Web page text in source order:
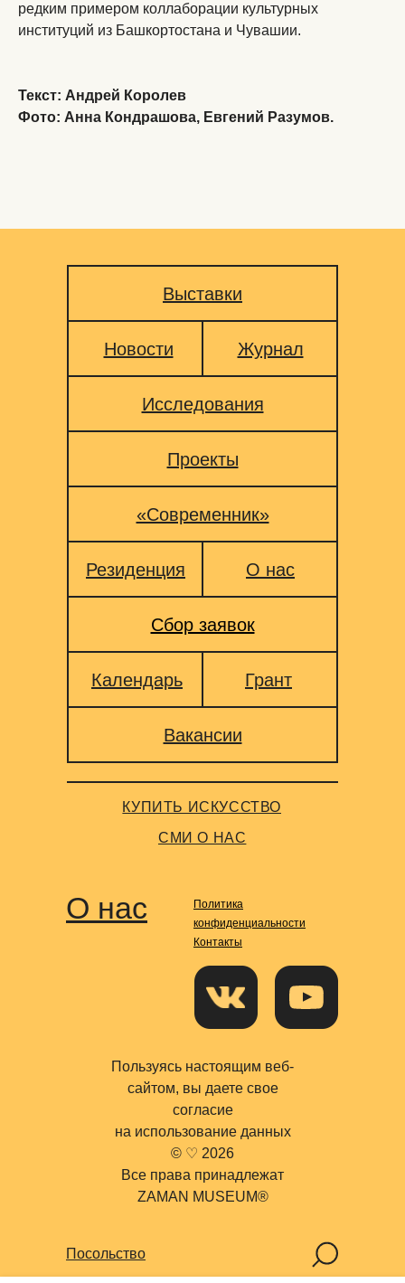
редким примером коллаборации культурных
институций из Башкортостана и Чувашии.
Текст: Андрей Королев
Фото: Анна Кондрашова, Евгений Разумов.
КУПИТЬ ИСКУССТВО
СМИ О НАС
«Современник»
Проекты
Исследования
Выставки
Новости
Календарь
Журнал
Сбор заявок
Грант
О нас
Вакансии
Резиденция
О нас
Политика
конфиденциальности
Контакты
Пользуясь настоящим веб-
сайтом, вы даете свое
согласие
на использование данных
© ♡ 2026
Все права принадлежат
ZAMAN MUSEUM®
Посольство